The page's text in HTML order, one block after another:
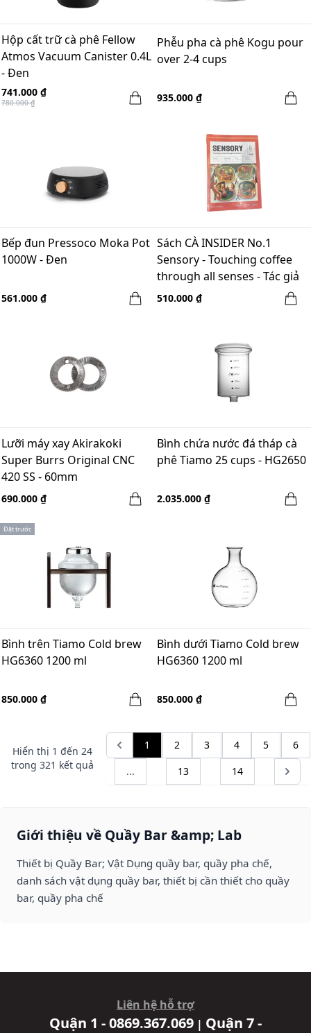
Hộp cất trữ cà phê Fellow
Atmos Vacuum Canister 0.4L
- Đen
741.000 ₫
780.000 ₫
Phễu pha cà phê Kogu pour
over 2-4 cups
935.000 ₫
Bếp đun Pressoco Moka Pot
1000W - Đen
561.000 ₫
Sách CÀ INSIDER No.1
Sensory - Touching coffee
through all senses - Tác giả
Julie Dang
510.000 ₫
Lưỡi máy xay Akirakoki
Super Burrs Original CNC
420 SS - 60mm
690.000 ₫
Bình chứa nước đá tháp cà
phê Tiamo 25 cups - HG2650
2.035.000 ₫
Đặt trước
Bình trên Tiamo Cold brew
HG6360 1200 ml
850.000 ₫
Bình dưới Tiamo Cold brew
HG6360 1200 ml
850.000 ₫
Hiển thị 1 đến 24
trong321 kết quả
1 2 3 4 5
6
...
13 14
Giới thiệu về Quầy Bar &amp; Lab
Thiết bị Quầy Bar; Vật Dụng quầy bar, quầy pha chế,
danh sách vật dụng quầy bar, thiết bị cần thiết cho quầy
bar, quầy pha chế
Liên hệ hỗ trợ
Quận 1 - 0869.367.069 | Quận 7 -